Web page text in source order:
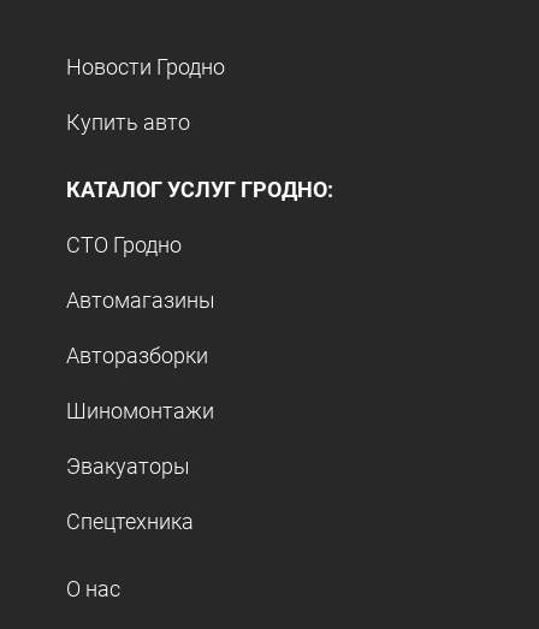
Новости Гродно
Купить авто
КАТАЛОГ УСЛУГ ГРОДНО:
СТО Гродно
Автомагазины
Авторазборки
Шиномонтажи
Эвакуаторы
Спецтехника
О нас